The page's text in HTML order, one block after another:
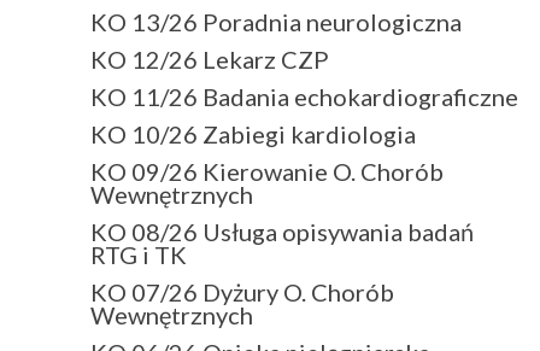
KO 13/26 Poradnia neurologiczna
KO 12/26 Lekarz CZP
KO 11/26 Badania echokardiograficzne
KO 10/26 Zabiegi kardiologia
KO 09/26 Kierowanie O. Chorób
Wewnętrznych
KO 08/26 Usługa opisywania badań
RTG i TK
KO 07/26 Dyżury O. Chorób
Wewnętrznych